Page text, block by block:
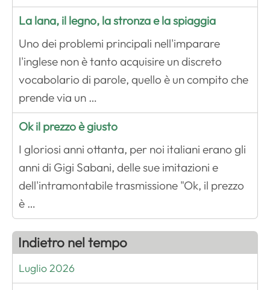
La lana, il legno, la stronza e la spiaggia
Uno dei problemi principali nell'imparare
l'inglese non è tanto acquisire un discreto
vocabolario di parole, quello è un compito che
prende via un …
Ok il prezzo è giusto
I gloriosi anni ottanta, per noi italiani erano gli
anni di Gigi Sabani, delle sue imitazioni e
dell'intramontabile trasmissione "Ok, il prezzo
è …
Indietro nel tempo
Luglio 2026